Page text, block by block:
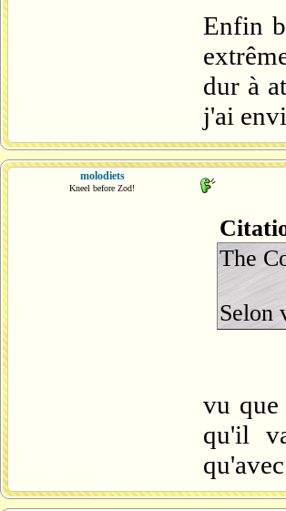
Enfin
dur à
j'ai
molodiets
Kneel before Zod!
The
Selon
vu que
qu'il